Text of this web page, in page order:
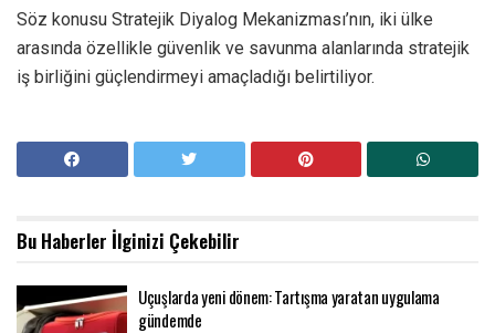
Söz konusu Stratejik Diyalog Mekanizması’nın, iki ülke
arasında özellikle güvenlik ve savunma alanlarında stratejik
iş birliğini güçlendirmeyi amaçladığı belirtiliyor.
Bu Haberler İlginizi Çekebilir
Uçuşlarda yeni dönem: Tartışma yaratan uygulama
gündemde